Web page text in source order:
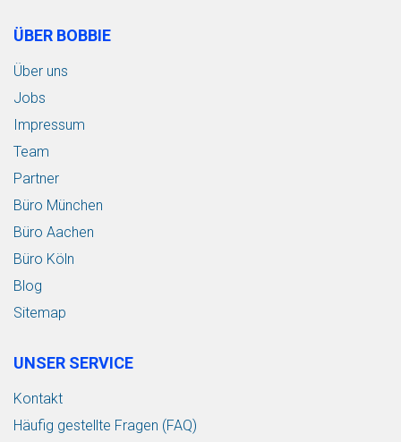
ÜBER BOBBIE
Über uns
Jobs
Impressum
Team
Partner
Büro München
Büro Aachen
Büro Köln
Blog
Sitemap
UNSER SERVICE
Kontakt
Häufig gestellte Fragen (FAQ)